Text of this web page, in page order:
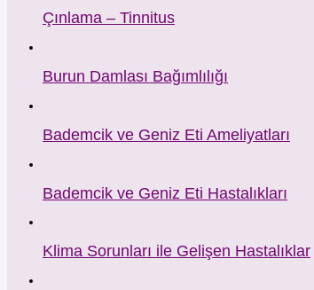
Çınlama – Tinnitus
Burun Damlası Bağımlılığı
Bademcik ve Geniz Eti Ameliyatları
Bademcik ve Geniz Eti Hastalıkları
Klima Sorunları ile Gelişen Hastalıklar